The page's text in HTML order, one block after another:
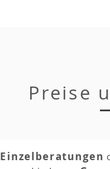
Preise
Einzelberatungen